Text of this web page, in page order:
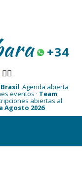
+34
👆🏾
. Agenda abierta
eventos · Team
abiertas al
Agosto 2026